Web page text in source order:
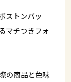
ストンバッ
マチつきフォ
の商品と色味